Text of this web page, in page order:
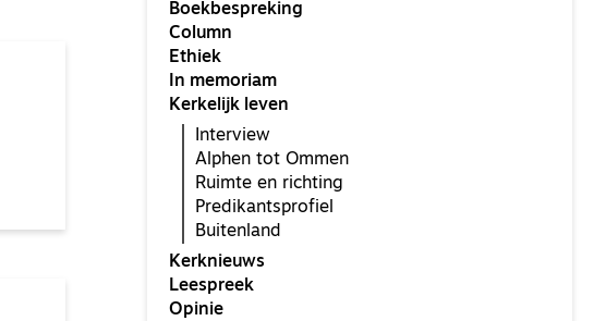
Boekbespreking
Column
Ethiek
In memoriam
Kerkelijk leven
Interview
Alphen tot Ommen
Ruimte en richting
Predikantsprofiel
Buitenland
Kerknieuws
Leespreek
Opinie